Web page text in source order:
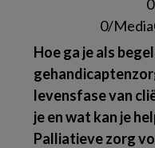
Hoe ga je als
levensfase van
je en wat kan je
Palliatieve zorg